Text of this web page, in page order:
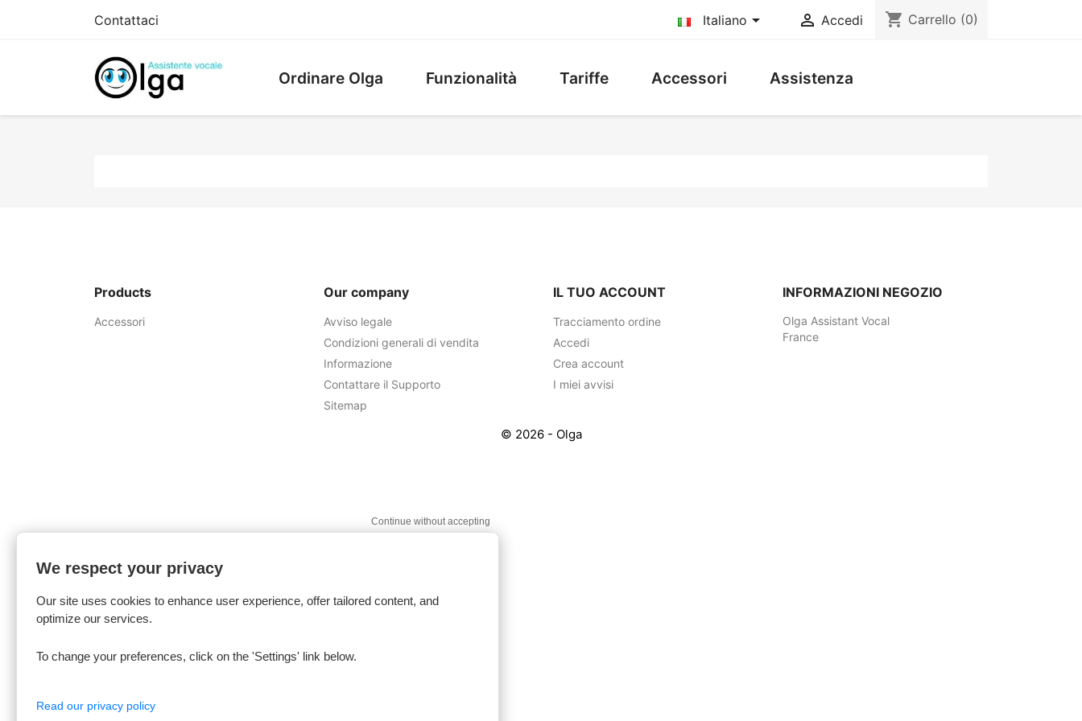
Contattaci Italiano  Accedi shopping_cart Carrello (0)
Ordinare Olga Funzionalità Tariffe Accessori Assistenza
Products
Accessori
Our company
Avviso legale
Condizioni generali di vendita
Informazione
Contattare il Supporto
Sitemap
IL TUO ACCOUNT
Tracciamento ordine
Accedi
Crea account
I miei avvisi
INFORMAZIONI NEGOZIO
Olga Assistant Vocal
France
© 2026 - Olga
Continue without accepting
We respect your privacy
Our site uses cookies to enhance user experience, offer tailored content, and
optimize our services.
To change your preferences, click on the 'Settings' link below.
Read our privacy policy